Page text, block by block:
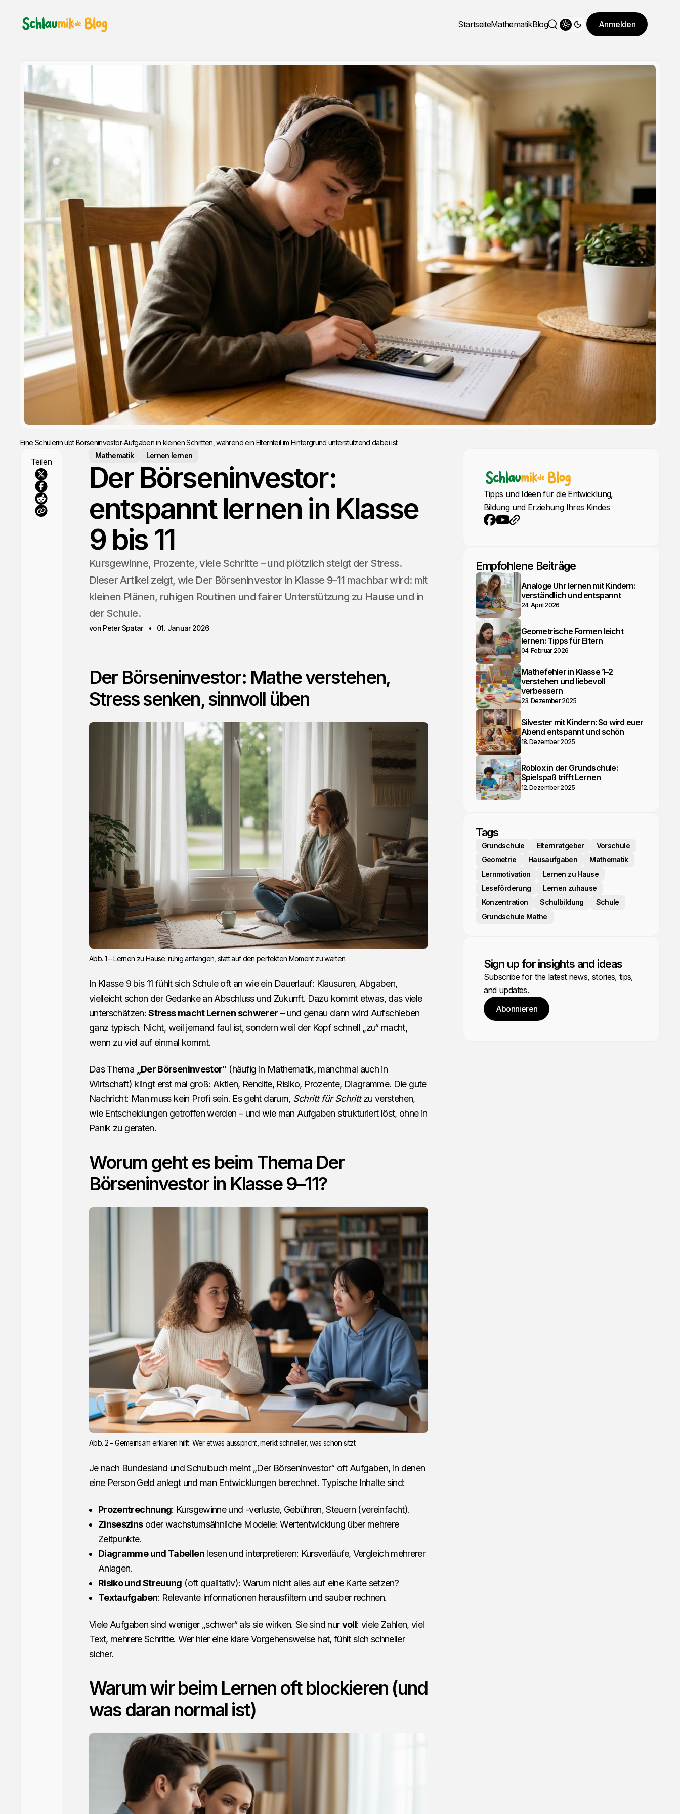
StartseiteMathematikBlog
Theme wechseln
Anmelden
Eine Schülerin übt Börseninvestor-Aufgaben in kleinen Schritten, während ein Elternteil im Hintergrund unterstützend dabei ist.
Teilen
Mathematik Lernen lernen
Der Börseninvestor:
entspannt lernen in Klasse
9 bis 11
Kursgewinne, Prozente, viele Schritte – und plötzlich steigt der Stress.
Dieser Artikel zeigt, wie Der Börseninvestor in Klasse 9–11 machbar wird: mit
kleinen Plänen, ruhigen Routinen und fairer Unterstützung zu Hause und in
der Schule.
von Peter Spatar 01. Januar 2026
Der Börseninvestor: Mathe verstehen,
Stress senken, sinnvoll üben
Abb. 1 – Lernen zu Hause: ruhig anfangen, statt auf den perfekten Moment zu warten.
In Klasse 9 bis 11 fühlt sich Schule oft an wie ein Dauerlauf: Klausuren, Abgaben,
vielleicht schon der Gedanke an Abschluss und Zukunft. Dazu kommt etwas, das viele
unterschätzen:Stress macht Lernen schwerer – und genau dann wird Aufschieben
ganz typisch. Nicht, weil jemand faul ist, sondern weil der Kopf schnell „zu“ macht,
wenn zu viel auf einmal kommt.
Das Thema „Der Börseninvestor“ (häufig in Mathematik, manchmal auch in
Wirtschaft) klingt erst mal groß: Aktien, Rendite, Risiko, Prozente, Diagramme. Die gute
Nachricht: Man muss kein Profi sein. Es geht darum, Schritt für Schrittzu verstehen,
wie Entscheidungen getroffen werden – und wie man Aufgaben strukturiert löst, ohne in
Panik zu geraten.
Worum geht es beim Thema Der
Börseninvestor in Klasse 9–11?
Abb. 2 – Gemeinsam erklären hilft: Wer etwas ausspricht, merkt schneller, was schon sitzt.
Je nach Bundesland und Schulbuch meint „Der Börseninvestor“ oft Aufgaben, in denen
eine Person Geld anlegt und man Entwicklungen berechnet. Typische Inhalte sind:
Prozentrechnung: Kursgewinne und -verluste, Gebühren, Steuern (vereinfacht).
Zinseszinsoder wachstumsähnliche Modelle: Wertentwicklung über mehrere
Zeitpunkte.
Diagramme und Tabellenlesen und interpretieren: Kursverläufe, Vergleich mehrerer
Anlagen.
Risiko und Streuung (oft qualitativ): Warum nicht alles auf eine Karte setzen?
Textaufgaben: Relevante Informationen herausfiltern und sauber rechnen.
Viele Aufgaben sind weniger „schwer“ als sie wirken. Sie sind nurvoll: viele Zahlen, viel
Text, mehrere Schritte. Wer hier eine klare Vorgehensweise hat, fühlt sich schneller
sicher.
Warum wir beim Lernen oft blockieren (und
was daran normal ist)
Tipps und Ideen für die Entwicklung,
Bildung und Erziehung Ihres Kindes
Empfohlene Beiträge
Analoge Uhr lernen mit Kindern:
verständlich und entspannt
24. April 2026
Geometrische Formen leicht
lernen: Tipps für Eltern
04. Februar 2026
Mathefehler in Klasse 1–2
verstehen und liebevoll
verbessern
23. Dezember 2025
Silvester mit Kindern: So wird euer
Abend entspannt und schön
18. Dezember 2025
Roblox in der Grundschule:
Spielspaß trifft Lernen
12. Dezember 2025
Tags
Grundschule Elternratgeber
Vorschule
Geometrie
Hausaufgaben
Mathematik
Lernmotivation
Lernen zu Hause
Leseförderung
Lernen zuhause
Konzentration
Schulbildung
Schule
Grundschule Mathe
Sign up for insights and ideas
Subscribe for the latest news, stories, tips,
and updates.
Abonnieren